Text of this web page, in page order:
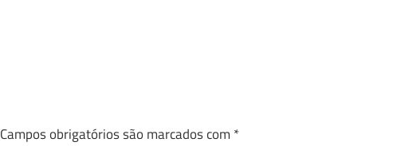
Campos obrigatórios são marcados com *